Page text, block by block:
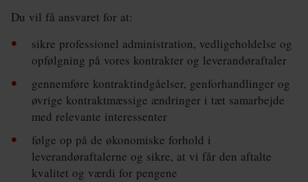
Udvikling
Ældre
Du vil få ansvaret for at:
sikre professionel administration, vedligeholdelse og
opfølgning på vores kontrakter og leverandøraftaler
gennemføre kontraktindgåelser, genforhandlinger og
øvrige kontraktmæssige ændringer i tæt samarbejde
med relevante interessenter
følge op på de økonomiske forhold i
leverandøraftalerne og sikre, at vi får den aftalte
kvalitet og værdi for pengene